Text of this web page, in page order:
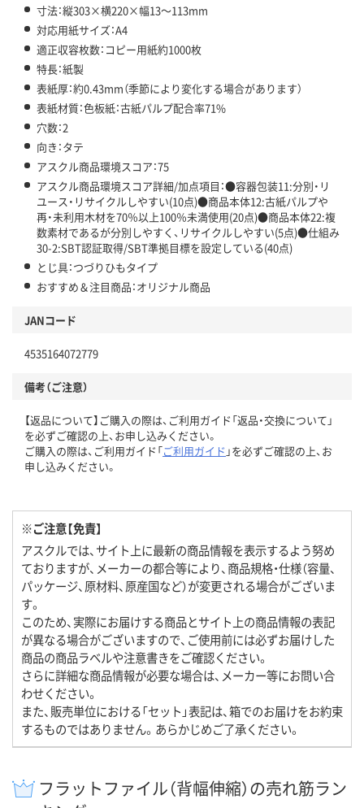
寸法：縦303×横220×幅13～113mm
対応用紙サイズ：A4
適正収容枚数：コピー用紙約1000枚
特長：紙製
表紙厚：約0.43mm（季節により変化する場合があります）
表紙材質：色板紙：古紙パルプ配合率71%
穴数：2
向き：タテ
アスクル商品環境スコア：75
アスクル商品環境スコア詳細/加点項目：●容器包装11:分別・リ
ユース・リサイクルしやすい(10点)●商品本体12:古紙パルプや
再・未利用木材を70％以上100％未満使用(20点)●商品本体22:複
数素材であるが分別しやすく、リサイクルしやすい(5点)●仕組み
30-2:SBT認証取得/SBT準拠目標を設定している(40点)
とじ具：つづりひもタイプ
おすすめ＆注目商品：オリジナル商品
JANコード
4535164072779
備考（ご注意）
【返品について】ご購入の際は、ご利用ガイド「返品・交換について」
を必ずご確認の上、お申し込みください。
ご購入の際は、ご利用ガイド「ご利用ガイド 」を必ずご確認の上、お
申し込みください。
※ご注意【免責】
アスクルでは、サイト上に最新の商品情報を表示するよう努め
ておりますが、メーカーの都合等により、商品規格・仕様（容量、
パッケージ、原材料、原産国など）が変更される場合がございま
す。
このため、実際にお届けする商品とサイト上の商品情報の表記
が異なる場合がございますので、ご使用前には必ずお届けした
商品の商品ラベルや注意書きをご確認ください。
さらに詳細な商品情報が必要な場合は、メーカー等にお問い合
わせください。
また、販売単位における「セット」表記は、箱でのお届けをお約束
するものではありません。あらかじめご了承ください。
フラットファイル（背幅伸縮）の売れ筋ラン